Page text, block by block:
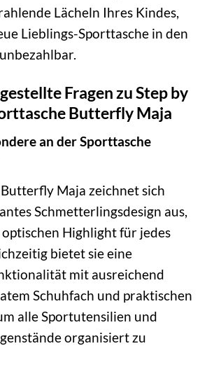
Lächeln Ihres Kindes,
Lieblings-Sporttasche in den
Fragen zu Step by
Butterfly Maja
an der Sporttasche
Maja zeichnet sich
Schmetterlingsdesign aus,
optischen Highlight für jedes
bietet sie eine
mit ausreichend
Schuhfach und praktischen
alle Sportutensilien und
organisiert zu